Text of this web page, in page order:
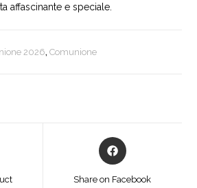
affascinante e speciale.
2026,Comunione
Opens
in
Share on Facebook